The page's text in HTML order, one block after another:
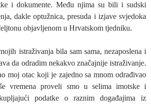
i dokumente. Među njima su bili i sudski
dakle optužnica, presuda i izjave svjedoka
objavljenom u Hrvatskom tjedniku.
istraživanja bila sam sama, nezaposlena i
da odradim nekakvo značajnije istraživanje.
moj otac koji je zajedno sa mnom odrađivao
vremena proveli smo u selima imotske i
podatke o raznim događajima iz